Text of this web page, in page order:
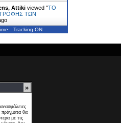
Attiki viewed "ΤΟ
ΤΩΝ
Tracking ON